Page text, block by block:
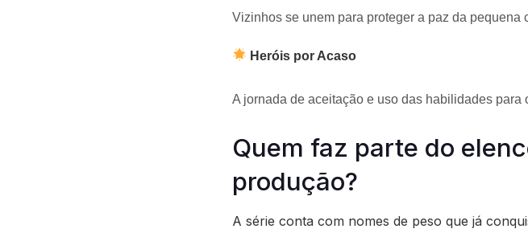
Vizinhos se unem para proteger a paz da pequena
Heróis por Acaso
A jornada de aceitação e uso das habilidades para
Quem faz parte do
produção?
A série conta com nomes de peso que já